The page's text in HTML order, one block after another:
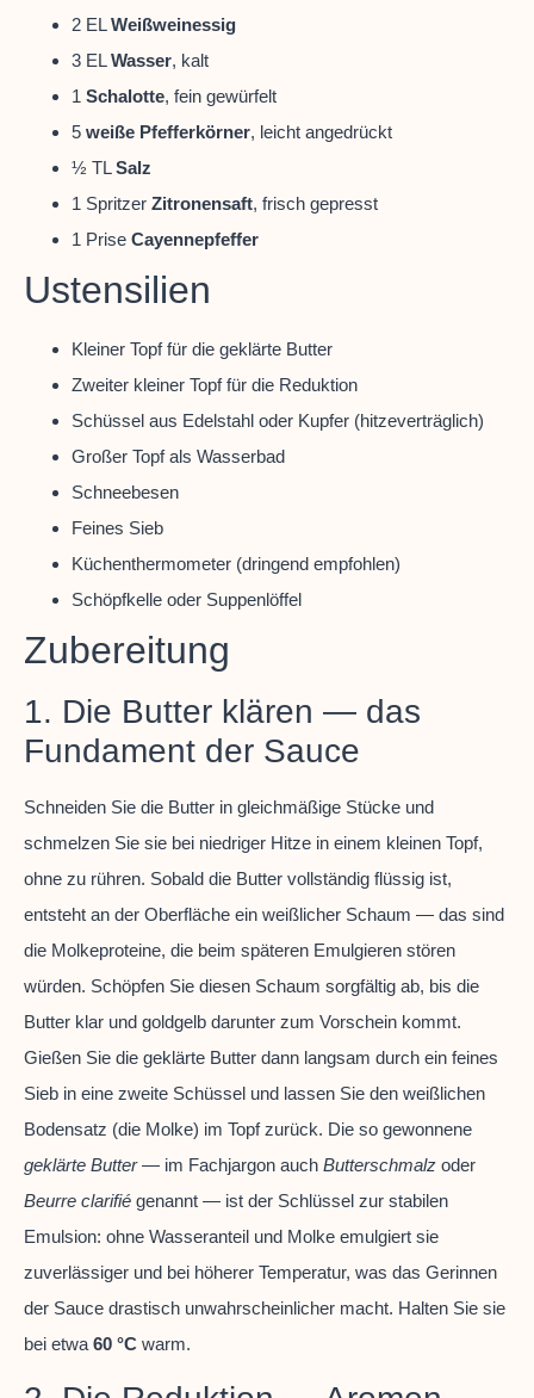
2 ELWeißweinessig
3 ELWasser, kalt
1 Schalotte, fein gewürfelt
5 weiße Pfefferkörner, leicht angedrückt
½ TLSalz
1 Spritzer Zitronensaft, frisch gepresst
1 Prise Cayennepfeffer
Ustensilien
Kleiner Topf für die geklärte Butter
Zweiter kleiner Topf für die Reduktion
Schüssel aus Edelstahl oder Kupfer (hitzeverträglich)
Großer Topf als Wasserbad
Schneebesen
Feines Sieb
Küchenthermometer (dringend empfohlen)
Schöpfkelle oder Suppenlöffel
Zubereitung
1. Die Butter klären — das
Fundament der Sauce
Schneiden Sie die Butter in gleichmäßige Stücke und
schmelzen Sie sie bei niedriger Hitze in einem kleinen Topf,
ohne zu rühren. Sobald die Butter vollständig flüssig ist,
entsteht an der Oberfläche ein weißlicher Schaum — das sind
die Molkeproteine, die beim späteren Emulgieren stören
würden. Schöpfen Sie diesen Schaum sorgfältig ab, bis die
Butter klar und goldgelb darunter zum Vorschein kommt.
Gießen Sie die geklärte Butter dann langsam durch ein feines
Sieb in eine zweite Schüssel und lassen Sie den weißlichen
Bodensatz (die Molke) im Topf zurück. Die so gewonnene
geklärte Butter— im Fachjargon auch Butterschmalz oder
Beurre clarifié genannt — ist der Schlüssel zur stabilen
Emulsion: ohne Wasseranteil und Molke emulgiert sie
zuverlässiger und bei höherer Temperatur, was das Gerinnen
der Sauce drastisch unwahrscheinlicher macht. Halten Sie sie
bei etwa 60 °C warm.